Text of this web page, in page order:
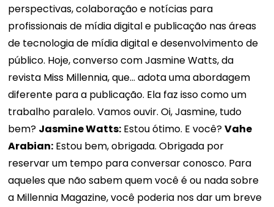
perspectivas, colaboração e notícias para
profissionais de mídia digital e publicação nas áreas
de tecnologia de mídia digital e desenvolvimento de
público. Hoje, converso com Jasmine Watts, da
revista Miss Millennia, que... adota uma abordagem
diferente para a publicação. Ela faz isso como um
trabalho paralelo. Vamos ouvir. Oi, Jasmine, tudo
bem? Jasmine Watts: Estou ótimo. E você?Vahe
Arabian: Estou bem, obrigada. Obrigada por
reservar um tempo para conversar conosco. Para
aqueles que não sabem quem você é ou nada sobre
a Millennia Magazine, você poderia nos dar um breve